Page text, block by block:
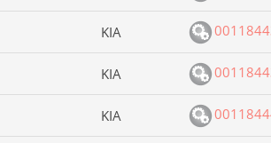
KIA
KIA
KIA